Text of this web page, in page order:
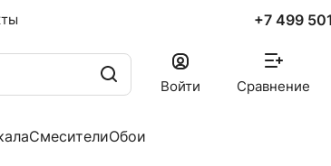
+7 499
Войти Сравнение
СмесителиОбои